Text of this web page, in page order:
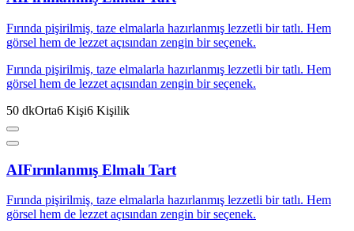
Fırında pişirilmiş, taze elmalarla hazırlanmış lezzetli bir tatlı. Hem
görsel hem de lezzet açısından zengin bir seçenek.
Fırında pişirilmiş, taze elmalarla hazırlanmış lezzetli bir tatlı. Hem
görsel hem de lezzet açısından zengin bir seçenek.
50 dkOrta6 Kişi6 Kişilik
AIFırınlanmış Elmalı Tart
Fırında pişirilmiş, taze elmalarla hazırlanmış lezzetli bir tatlı. Hem
görsel hem de lezzet açısından zengin bir seçenek.